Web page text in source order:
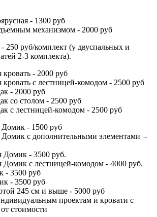
- 1300 руб
механизмом - 2000 руб
250 руб/комплект (у двуспальных и
2-3 комплекта).
кровать - 2000 руб
кровать с лестницей-комодом - 2500 руб
- 2000 руб
со столом - 2500 руб
с лестницей-комодом - 2500 руб
- 1500 руб
Домик с дополнительными элементами -
Домик - 3500 руб.
Домик с лестницей-комодом - 4000 руб.
- 3500 руб
- 3500 руб
245 см и выше - 5000 руб
проектам и кровати с
стоимости